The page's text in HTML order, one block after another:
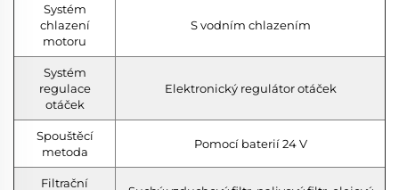
Systém
chlazení
motoru
S vodním chlazením
Systém
regulace
otáček
Elektronický regulátor otáček
Spouštěcí
metoda
Pomocí baterií 24 V
Filtrační